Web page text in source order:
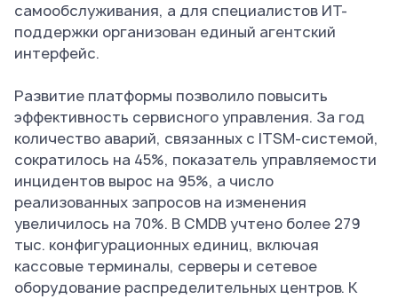
самообслуживания, а для специалистов ИТ-
поддержки организован единый агентский
интерфейс.
Развитие платформы позволило повысить
эффективность сервисного управления. За год
количество аварий, связанных с ITSM-системой,
сократилось на 45%, показатель управляемости
инцидентов вырос на 95%, а число
реализованных запросов на изменения
увеличилось на 70%. В CMDB учтено более 279
тыс. конфигурационных единиц, включая
кассовые терминалы, серверы и сетевое
оборудование распределительных центров. К